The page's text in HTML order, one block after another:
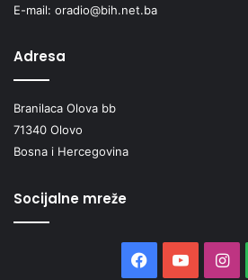
E-mail: oradio@bih.net.ba
Adresa
Branilaca Olova bb
71340 Olovo
Bosna i Hercegovina
Socijalne mreže
Facebook
YouTube